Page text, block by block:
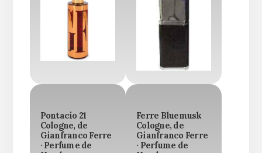
Pontacio 21
Cologne, de
Gianfranco Ferre
· Perfume de
Ferre Bluemusk
Cologne, de
Gianfranco Ferre
· Perfume de